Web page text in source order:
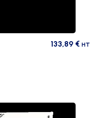
133,89 € HT